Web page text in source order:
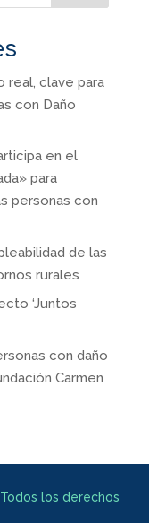
real, clave para
con Daño
en el
para
personas con
de las
rurales
‘Juntos
con daño
Carmen
los derechos